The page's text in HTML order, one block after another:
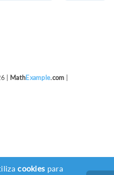
| MathExample.com
cookies para